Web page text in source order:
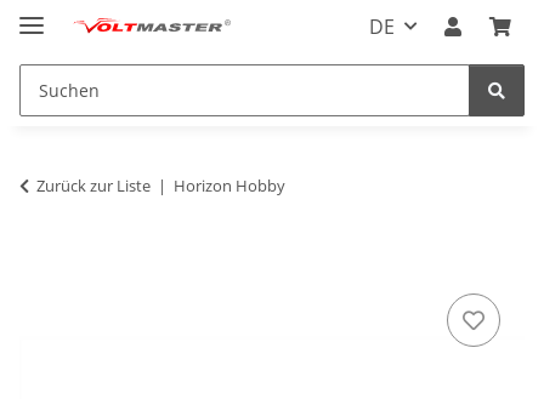
DE
Zurück zur Liste Horizon Hobby